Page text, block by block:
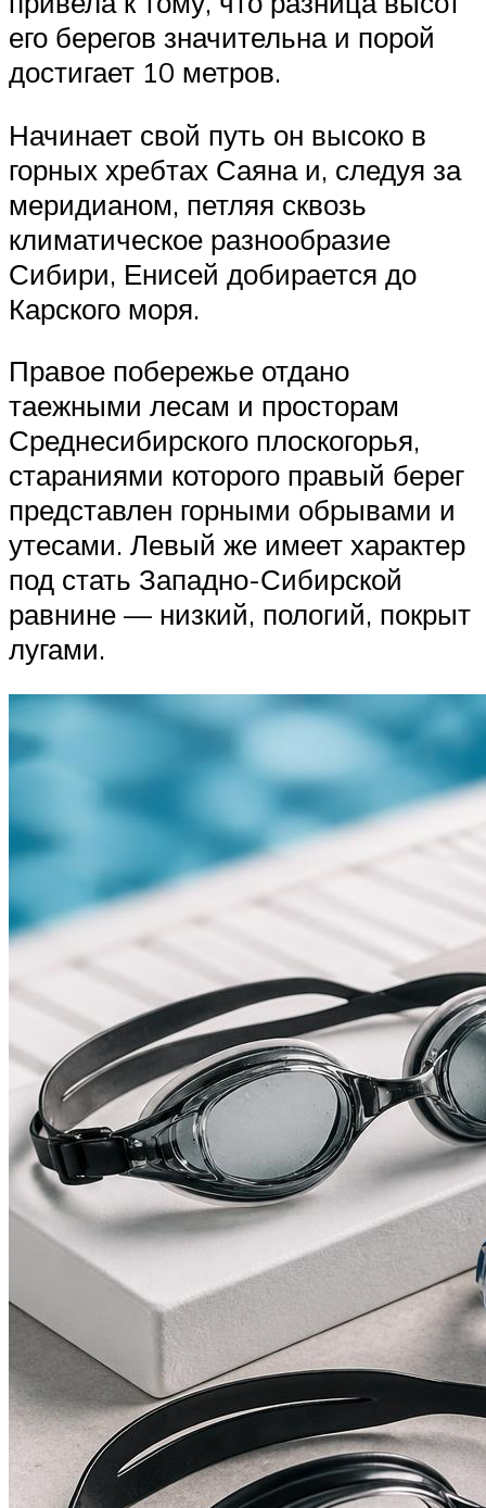
его берегов значительна и порой
достигает 10 метров.
Начинает свой путь он высоко в
горных хребтах Саяна и, следуя за
меридианом, петляя сквозь
климатическое разнообразие
Сибири, Енисей добирается до
Карского моря.
Правое побережье отдано
таежными лесам и просторам
Среднесибирского плоскогорья,
стараниями которого правый берег
представлен горными обрывами и
утесами. Левый же имеет характер
под стать Западно-Сибирской
равнине — низкий, пологий, покрыт
лугами.